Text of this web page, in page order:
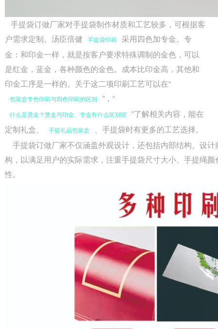
手提袋订做厂家对手提袋制作材质和工艺较多，可根据客
户需求定制。汤臣倍健
手提袋印刷
采用四色加专金。专
金：和印金一样，就是按客户要求特殊调制的金色，可以
是红金，蓝金，各种颜色的金色。成本比印金高，其他和
印金工序是一样的。关于这二项印刷工艺可以在“
包装盒专色印刷与四色印刷的区别 ”，“
什么是烫金？烫金与印金、专金有什么区别呢
”了解相关内容，能在
定制礼盒、
手提礼品包装盒
、手提袋时有更多的工艺选择。
手提袋订做厂家不仅涵盖外观设计，还包括内部结构。设
构，以满足用户的实际需求，注重手提袋尺寸大小、手提绳
性。